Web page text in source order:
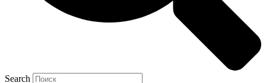
Search